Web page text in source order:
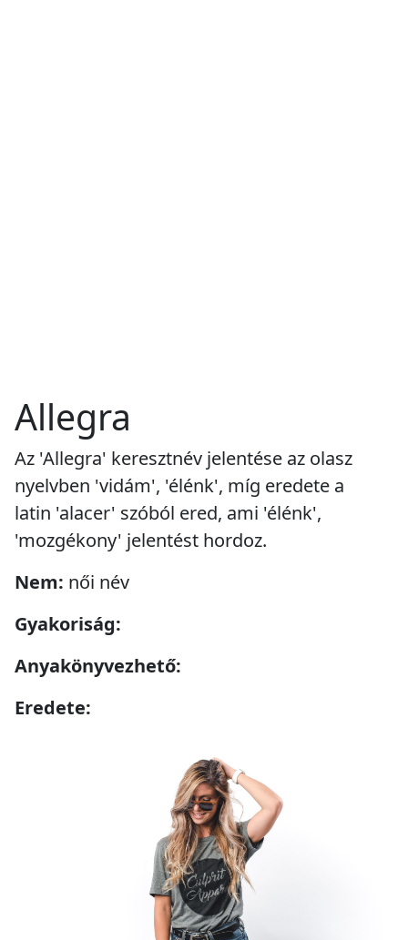
Allegra
Az 'Allegra' keresztnév jelentése az olasz
nyelvben 'vidám', 'élénk', míg eredete a
latin 'alacer' szóból ered, ami 'élénk',
'mozgékony' jelentést hordoz.
Nem: női név
Gyakoriság:
Anyakönyvezhető:
Eredete: